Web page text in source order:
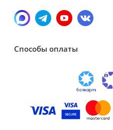
Способы оплаты